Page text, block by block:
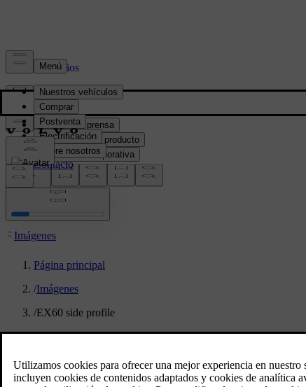
Prensa y Medios
Material de prensa
Información del producto
Información corporativa
Contacto de medios
location:
Imágenes
Página principal
/Imágenes
/EX60 side profile